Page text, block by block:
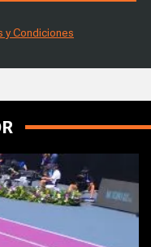
y Condiciones